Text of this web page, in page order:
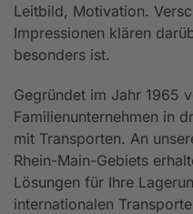
Leitbild, Motivation.
Impressionen klären
besonders ist.
Gegründet im Jahr 1965
Familienunternehmen in
mit Transporten. An
Rhein-Main-Gebiets
Lösungen für Ihre
internationalen